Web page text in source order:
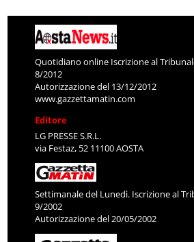
Quotidiano online Iscrizione al
8/2012
Autorizzazione del 13/12/2012
www.gazzettamatin.com
Editore
LG PRESSE S.R.L.
via Festaz, 52 11100 AOSTA
Settimanale del Lunedì. Iscrizione al
9/2002
Autorizzazione del 20/05/2002